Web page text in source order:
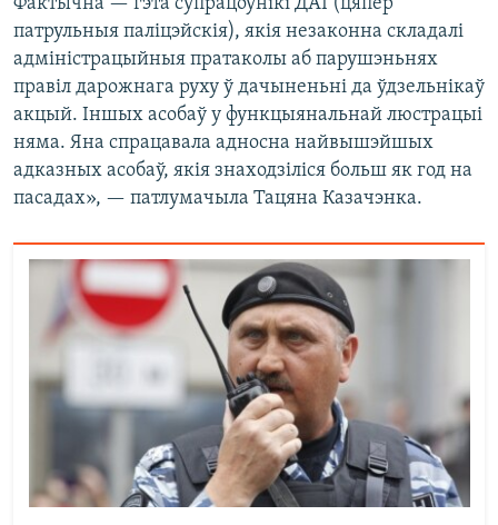
патрульныя паліцэйскія), якія незаконна складалі
адміністрацыйныя пратаколы аб парушэньнях
правіл дарожнага руху ў дачыненьні да ўдзельнікаў
акцый. Іншых асобаў у функцыянальнай люстрацыі
няма. Яна спрацавала адносна найвышэйшых
адказных асобаў, якія знаходзіліся больш як год на
пасадах», — патлумачыла Тацяна Казачэнка.